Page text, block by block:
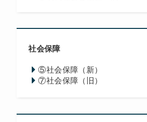
社会保障
⑤社会保障（新）
⑦社会保障（旧）